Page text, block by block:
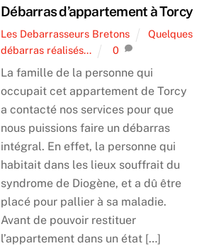
Débarras d’appartement à Torcy
Les Debarrasseurs Bretons
Quelques
débarras réalisés...
0
La famille de la personne qui
occupait cet appartement de Torcy
a contacté nos services pour que
nous puissions faire un débarras
intégral. En effet, la personne qui
habitait dans les lieux souffrait du
syndrome de Diogène, et a dû être
placé pour pallier à sa maladie.
Avant de pouvoir restituer
l’appartement dans un état […]